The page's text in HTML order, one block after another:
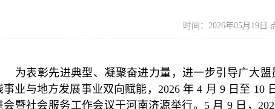
时间：2026年05月19日
为表彰先进典型、凝聚奋进力量，进一步引导广大
事业与地方发展事业双向赋能， 2026 年4 月 9 日至 10
会暨社会服务工作会议于河南济源举行。 5 月9 日，